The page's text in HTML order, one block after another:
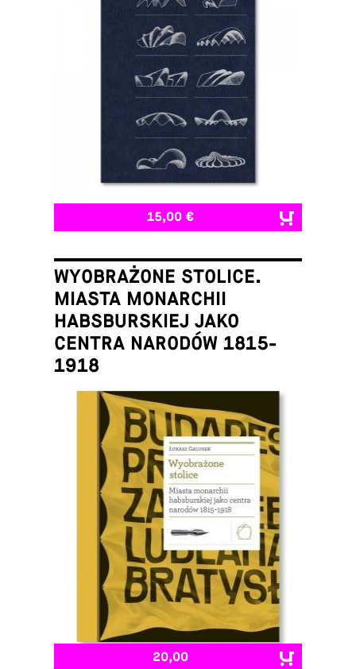
15,00 €
WYOBRAŻONE STOLICE.
MIASTA MONARCHII
HABSBURSKIEJ JAKO
CENTRA NARODÓW 1815-
1918
Łukasz Galusek
20,00